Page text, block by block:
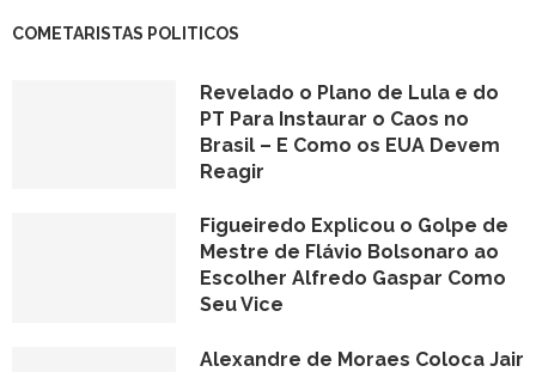
COMETARISTAS POLITICOS
Revelado o Plano de Lula e do
PT Para Instaurar o Caos no
Brasil – E Como os EUA Devem
Reagir
Figueiredo Explicou o Golpe de
Mestre de Flávio Bolsonaro ao
Escolher Alfredo Gaspar Como
Seu Vice
Alexandre de Moraes Coloca Jair